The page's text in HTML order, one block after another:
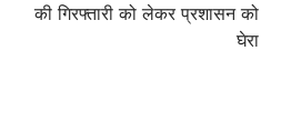
की गिरफ्तारी को लेकर प्रशासन को
घेरा